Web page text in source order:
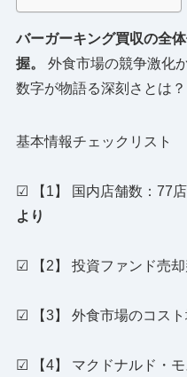
バーガーキング買収の全
握。
外食市場の競争激化
数字が物語る深刻さとは？
基本情報チェックリスト
☑ 【1】 国内店舗数：77
より
☑ 【2】 投資ファンド売
☑ 【3】 外食市場のコス
☑ 【4】 マクドナルド・